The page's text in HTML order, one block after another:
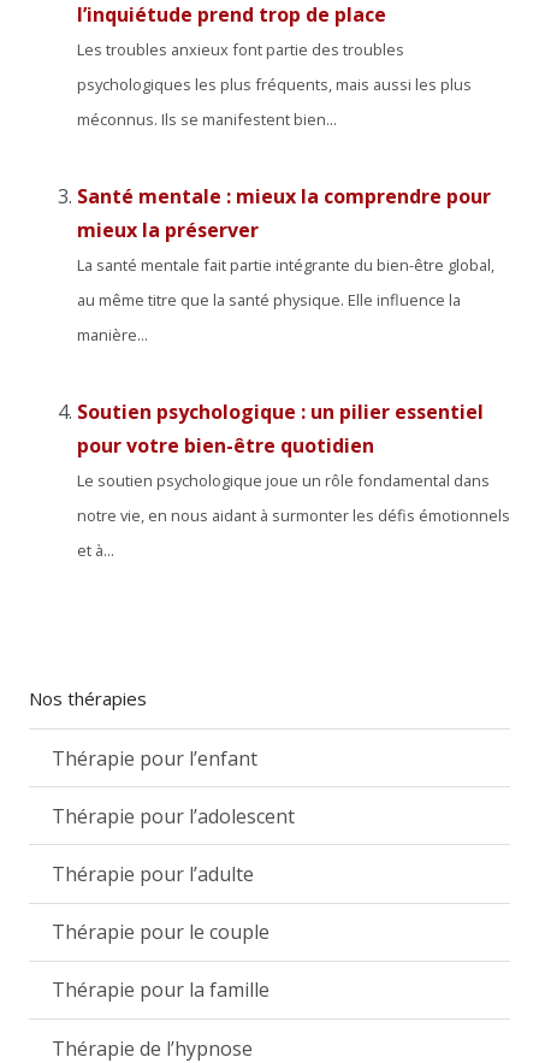
l’inquiétude prend trop de place
Les troubles anxieux font partie des troubles
psychologiques les plus fréquents, mais aussi les plus
méconnus. Ils se manifestent bien...
Santé mentale : mieux la comprendre pour
mieux la préserver
La santé mentale fait partie intégrante du bien-être global,
au même titre que la santé physique. Elle influence la
manière...
Soutien psychologique : un pilier essentiel
pour votre bien-être quotidien
Le soutien psychologique joue un rôle fondamental dans
notre vie, en nous aidant à surmonter les défis émotionnels
et à...
Nos thérapies
Thérapie pour l’enfant
Thérapie pour l’adolescent
Thérapie pour l’adulte
Thérapie pour le couple
Thérapie pour la famille
Thérapie de l’hypnose